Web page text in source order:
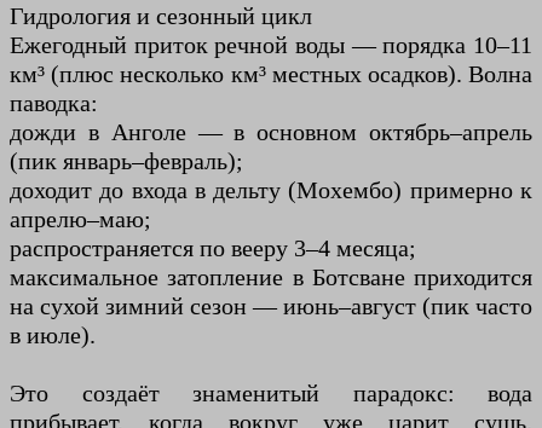
Гидрология и сезонный цикл
Ежегодный приток речной воды — порядка 10–11
км³ (плюс несколько км³ местных осадков). Волна
паводка:
дожди в Анголе — в основном октябрь–апрель
(пик январь–февраль);
доходит до входа в дельту (Мохембо) примерно к
апрелю–маю;
распространяется по вееру 3–4 месяца;
максимальное затопление в Ботсване приходится
на сухой зимний сезон — июнь–август (пик часто
в июле).
Это создаёт знаменитый парадокс: вода
прибывает, когда вокруг уже царит сушь.